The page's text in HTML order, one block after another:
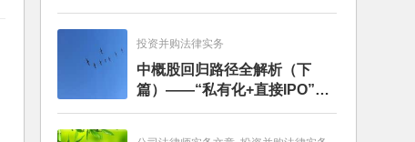
（第四版）出版
投资并购法律实务
中概股回归路径全解析（下
篇）——“私有化+直接IPO”和
CDR